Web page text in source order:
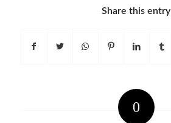
Share this entry
0